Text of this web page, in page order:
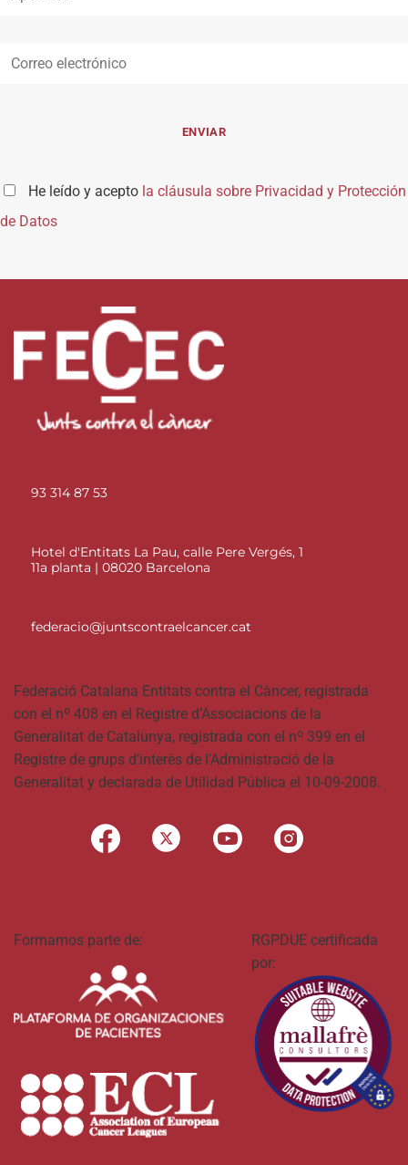
He leído y acepto la cláusula sobre Privacidad y Protección
de Datos
93 314 87 53
Hotel d'Entitats La Pau, calle Pere Vergés, 1
11a planta | 08020 Barcelona
federacio@juntscontraelcancer.cat
Federació Catalana Entitats contra el Càncer, registrada
con el nº 408 en el Registre d’Associacions de la
Generalitat de Catalunya, registrada con el nº 399 en el
Registre de grups d’interès de l’Administració de la
Generalitat y declarada de Utilidad Pública el 10-09-2008.
Formamos parte de:
RGPDUE certificada
por: